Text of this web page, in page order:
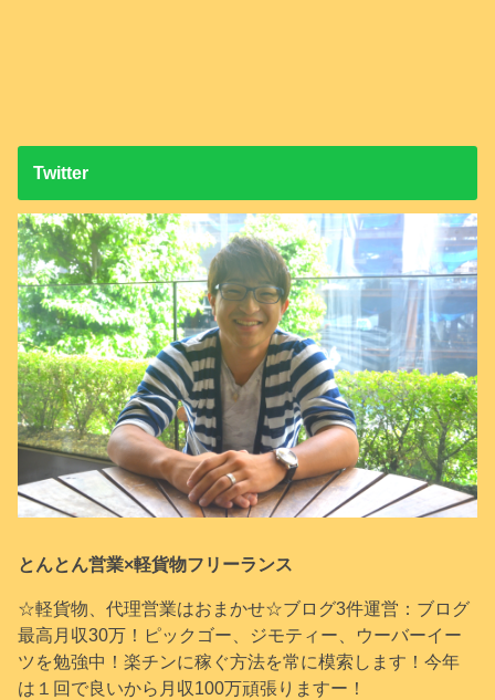
Twitter
とんとん営業×軽貨物フリーランス
☆軽貨物、代理営業はおまかせ☆ブログ3件運営：ブログ
最高月収30万！ピックゴー、ジモティー、ウーバーイー
ツを勉強中！楽チンに稼ぐ方法を常に模索します！今年
は１回で良いから月収100万頑張りますー！